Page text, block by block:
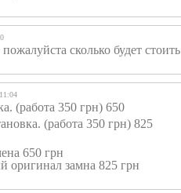
сколько будет
(работа 350 грн) 650
ка. (работа 350 грн) 825
650 грн
оригинал замна 825 грн